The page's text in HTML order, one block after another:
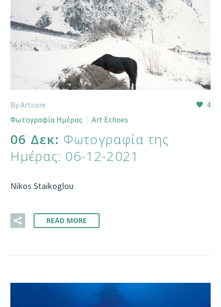
4
By Artcore
Φωτογραφία Ημέρας
Art Echoes
06 Δεκ: Φωτογραφία της
Ημέρας: 06-12-2021
Nikos Staikoglou
READ MORE